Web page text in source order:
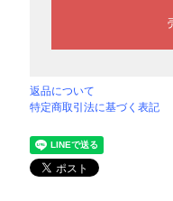
返品について
特定商取引法に基づく表記